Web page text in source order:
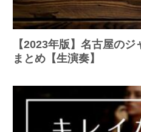
【2023年版】名古屋の
まとめ【生演奏】